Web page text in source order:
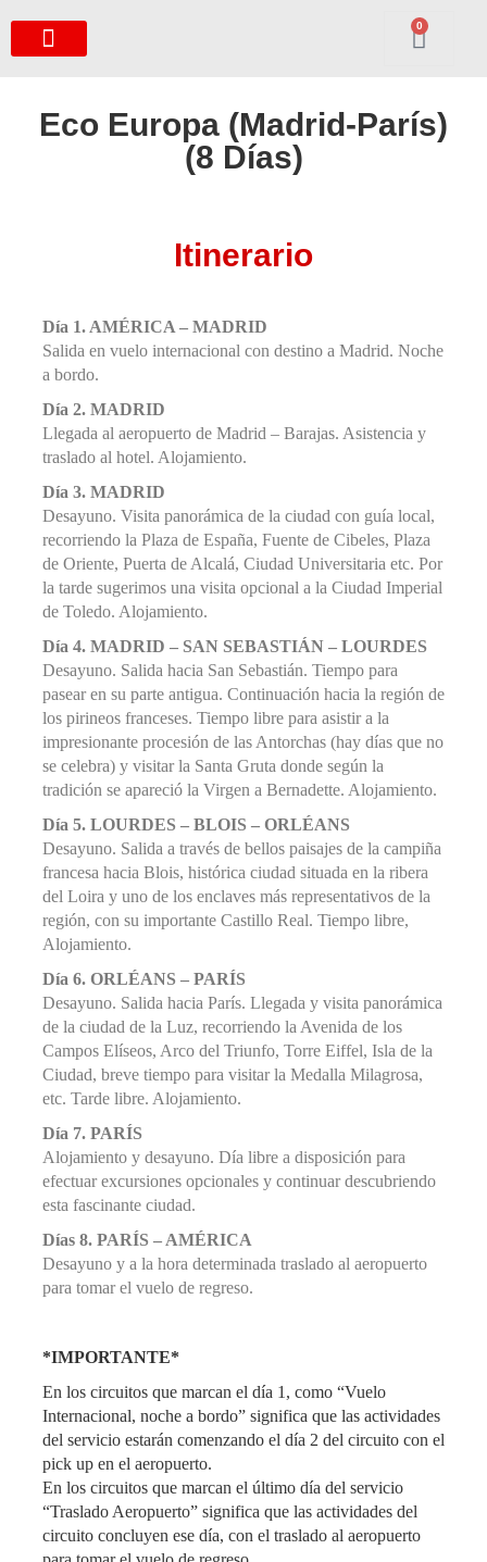
0
Eco Europa (Madrid-París)
(8 Días)
Itinerario
Día 1. AMÉRICA – MADRID
Salida en vuelo internacional con destino a Madrid. Noche
a bordo.
Día 2. MADRID
Llegada al aeropuerto de Madrid – Barajas. Asistencia y
traslado al hotel. Alojamiento.
Día 3. MADRID
Desayuno. Visita panorámica de la ciudad con guía local,
recorriendo la Plaza de España, Fuente de Cibeles, Plaza
de Oriente, Puerta de Alcalá, Ciudad Universitaria etc. Por
la tarde sugerimos una visita opcional a la Ciudad Imperial
de Toledo. Alojamiento.
Día 4. MADRID – SAN SEBASTIÁN – LOURDES
Desayuno. Salida hacia San Sebastián. Tiempo para
pasear en su parte antigua. Continuación hacia la región de
los pirineos franceses. Tiempo libre para asistir a la
impresionante procesión de las Antorchas (hay días que no
se celebra) y visitar la Santa Gruta donde según la
tradición se apareció la Virgen a Bernadette. Alojamiento.
Día 5. LOURDES – BLOIS – ORLÉANS
Desayuno. Salida a través de bellos paisajes de la campiña
francesa hacia Blois, histórica ciudad situada en la ribera
del Loira y uno de los enclaves más representativos de la
región, con su importante Castillo Real. Tiempo libre,
Alojamiento.
Día 6. ORLÉANS – PARÍS
Desayuno. Salida hacia París. Llegada y visita panorámica
de la ciudad de la Luz, recorriendo la Avenida de los
Campos Elíseos, Arco del Triunfo, Torre Eiffel, Isla de la
Ciudad, breve tiempo para visitar la Medalla Milagrosa,
etc. Tarde libre. Alojamiento.
Día 7. PARÍS
Alojamiento y desayuno. Día libre a disposición para
efectuar excursiones opcionales y continuar descubriendo
esta fascinante ciudad.
Días 8. PARÍS – AMÉRICA
Desayuno y a la hora determinada traslado al aeropuerto
para tomar el vuelo de regreso.
*IMPORTANTE*
En los circuitos que marcan el día 1, como “Vuelo
Internacional, noche a bordo” significa que las actividades
del servicio estarán comenzando el día 2 del circuito con el
pick up en el aeropuerto.
En los circuitos que marcan el último día del servicio
“Traslado Aeropuerto” significa que las actividades del
circuito concluyen ese día, con el traslado al aeropuerto